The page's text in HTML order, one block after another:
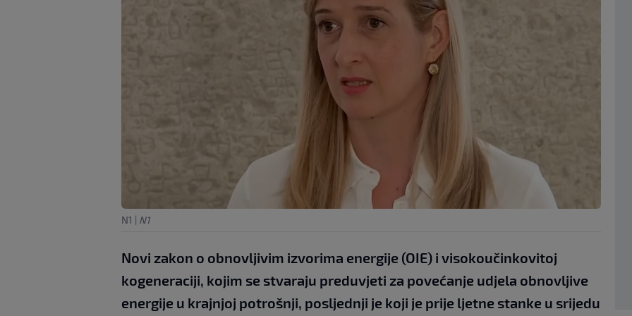
N1 | N1
Novi zakon o obnovljivim izvorima energije (OIE) i visokoučinkovitoj
kogeneraciji, kojim se stvaraju preduvjeti za povećanje udjela obnovljive
energije u krajnjoj potrošnji, posljednji je koji je prije ljetne stanke u srijedu